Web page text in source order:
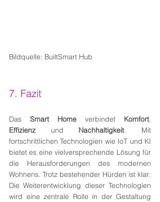
Bildquelle: BuiltSmart Hub
7. Fazit
Das Smart Home verbindet Komfort
Effizienz und Nachhaltigkeit. Mit
fortschrittlichen Technologien wie IoT und KI
bietet es eine vielversprechende Lösung für
die Herausforderungen des modernen
Wohnens. Trotz bestehender Hürden ist klar:
Die Weiterentwicklung dieser Technologien
wird eine zentrale Rolle in der Gestaltung